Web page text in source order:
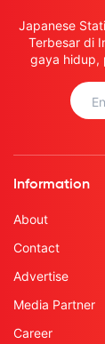
Japanese
Terbesar di
gaya hidup,
Information
About
Contact
Advertise
Media Partner
Career